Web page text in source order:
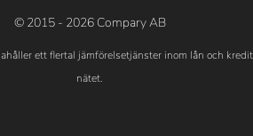
© 2015 - 2026 Compary AB
ett flertal jämförelsetjänster inom lån och
nätet.